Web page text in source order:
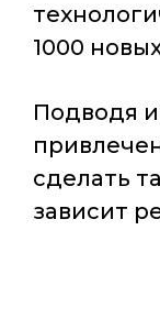
1000
Подводя
сделать
зависит